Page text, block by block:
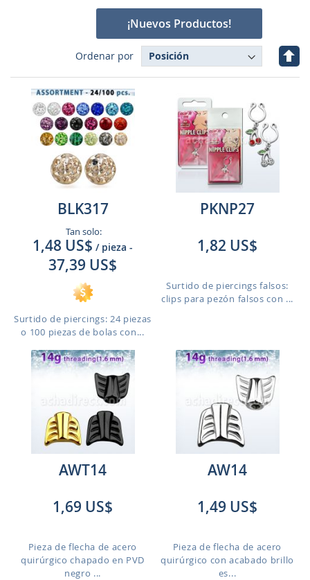
¡Nuevos Productos!
Ordenar por
Fijar
BLK317
Tan solo:
1,48 US$ / pieza -
37,39 US$
Surtido de piercings: 24 piezas
o 100 piezas de bolas con...
PKNP27
1,82 US$
Surtido de piercings falsos:
clips para pezón falsos con ...
AWT14
1,69 US$
Pieza de flecha de acero
quirúrgico chapado en PVD
negro ...
AW14
1,49 US$
Pieza de flecha de acero
quirúrgico con acabado brillo
es...